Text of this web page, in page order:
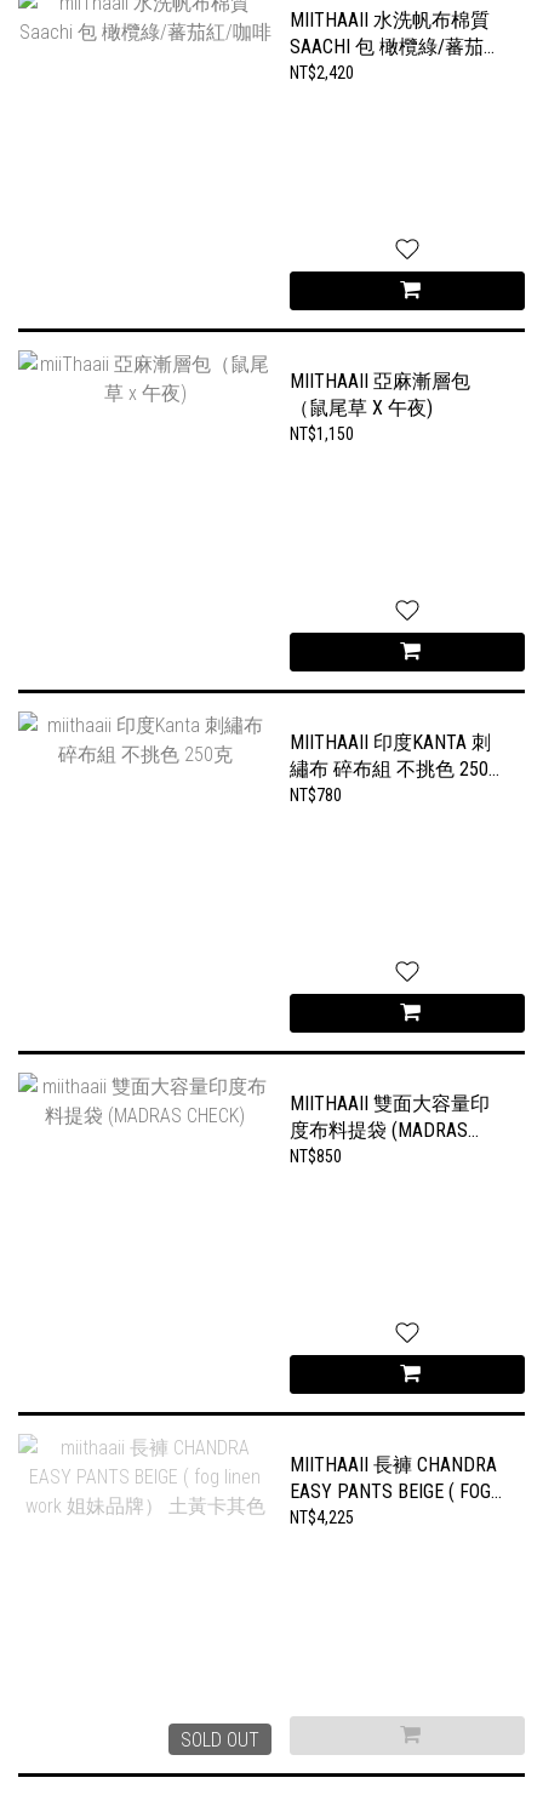
MIITHAAII 水洗帆布棉質
SAACHI 包 橄欖綠/蕃茄
紅/咖啡
NT$2,420
MIITHAAII 亞麻漸層包
（鼠尾草 X 午夜)
NT$1,150
MIITHAAII 印度KANTA 刺
繡布 碎布組 不挑色 250
克
NT$780
MIITHAAII 雙面大容量印
度布料提袋 (MADRAS
CHECK)
NT$850
SOLD OUT
MIITHAAII 長褲 CHANDRA
EASY PANTS BEIGE ( FOG
LINEN WORK 姐妹品牌）
NT$4,225